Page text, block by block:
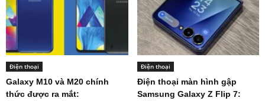
Điện thoại
Galaxy M10 và M20 chính
thức được ra mắt:
Điện thoại
Điện thoại màn hình gập
Samsung Galaxy Z Flip 7: